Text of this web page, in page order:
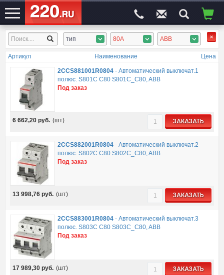
ЭЛЕКТРОСАЙТ№1 тип 80А ABB
Артикул Наименование Цена
2CCS881001R0804- Автоматический выключат.1
полюс. S801C C80 S801C_C80, ABB
Под заказ
6 662,20 руб. (шт) ЗАКАЗАТЬ
2CCS882001R0804- Автоматический выключат.2
полюс. S802C C80 S802C_C80, ABB
Под заказ
13 998,76 руб. (шт) ЗАКАЗАТЬ
2CCS883001R0804- Автоматический выключат.3
полюс. S803C C80 S803C_C80, ABB
Под заказ
17 989,30 руб. (шт) ЗАКАЗАТЬ